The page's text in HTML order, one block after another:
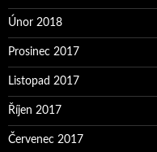
Únor 2018
Prosinec 2017
Listopad 2017
Říjen 2017
Červenec 2017